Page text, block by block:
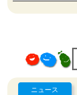
ニュース